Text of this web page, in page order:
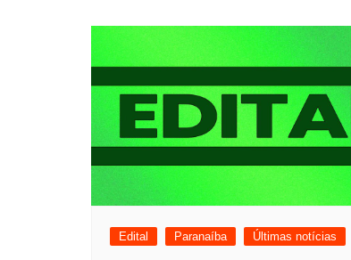
Edital Paranaíba Últimas notícias